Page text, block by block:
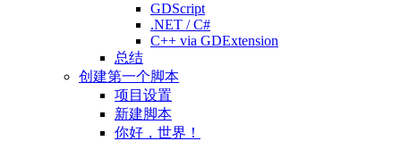
GDScript
.NET / C#
C++ via GDExtension
总结
创建第一个脚本
项目设置
新建脚本
你好，世界！